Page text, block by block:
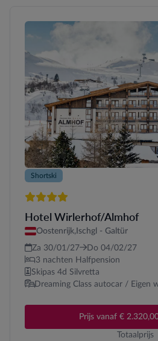
Shortski
4 sterren
Hotel Wirlerhof/Almhof
Oostenrijk,Ischgl - Galtür
Za 30/01/27
Do 04/02/27
3 nachten Halfpension
Skipas 4d Silvretta
Dreaming Class autocar / Eigen
Prijs vanaf €
Totaalprijs